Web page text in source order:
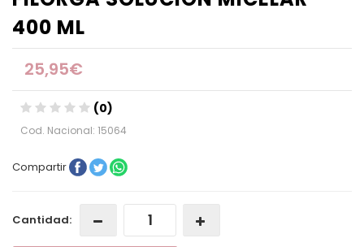
400 ML
25,95€
(0)
Cod. Nacional: 15064
Compartir
Cantidad: